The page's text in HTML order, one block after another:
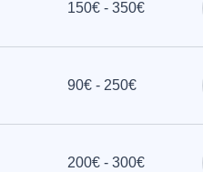
150€ - 350€
90€ - 250€
200€ - 300€